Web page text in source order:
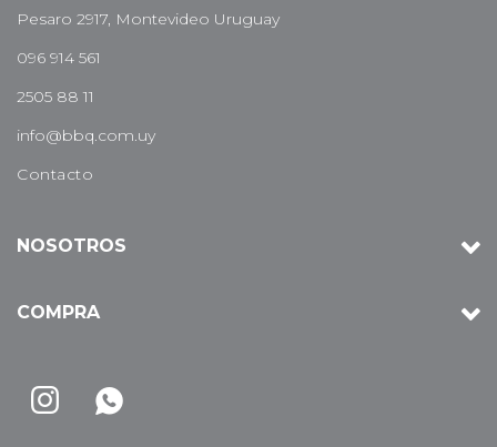
 
Pesaro 2917, Montevideo Uruguay
096 914 561
2505 88 11
info@bbq.com.uy
Contacto
NOSOTROS
COMPRA